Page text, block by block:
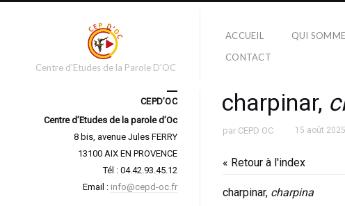
Centre d'Etudes de la Parole D'OC
ACCUEIL QUI
CONTACT
charpinar,
par CEPD OC 15 août 2025
« Retour à l'index
charpinar, charpina
CEPD’OC
Centre d’Etudes de la parole d’Oc
8 bis, avenue Jules FERRY
13100 AIX EN PROVENCE
Tél : 04.42.93.45.12
Email : info@cepd-oc.fr